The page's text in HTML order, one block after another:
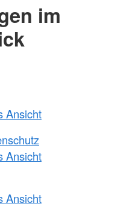
im
Ansicht
Ansicht
Ansicht